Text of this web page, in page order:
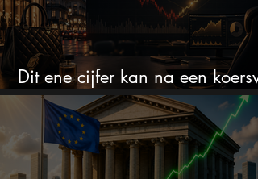
Dit ene cijfer kan na een
van 50% alles veranderen